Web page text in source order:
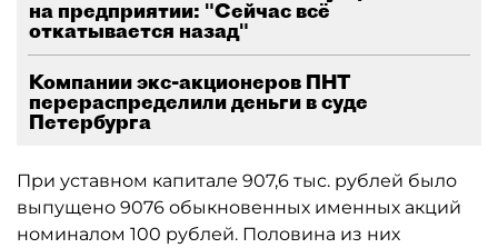
на предприятии: "Сейчас всё
откатывается назад"
Компании экс-акционеров ПНТ
перераспределили деньги в суде
Петербурга
При уставном капитале 907,6 тыс. рублей было
выпущено 9076 обыкновенных именных акций
номиналом 100 рублей. Половина из них